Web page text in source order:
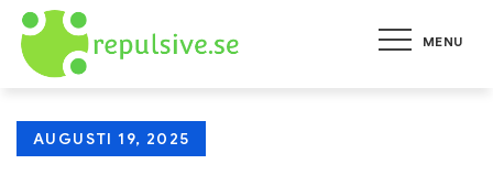
Skip
content
MENU
repulsive.se
Allt om hälsa, karriär, hem
Posted
AUGUSTI 19, 2025